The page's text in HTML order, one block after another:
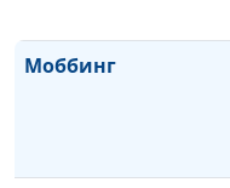
Моббинг